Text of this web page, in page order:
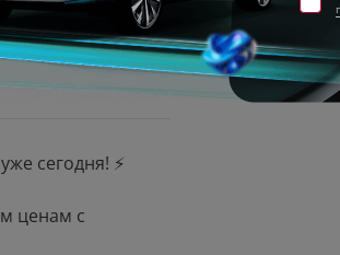
сегодня! ⚡
ценам с